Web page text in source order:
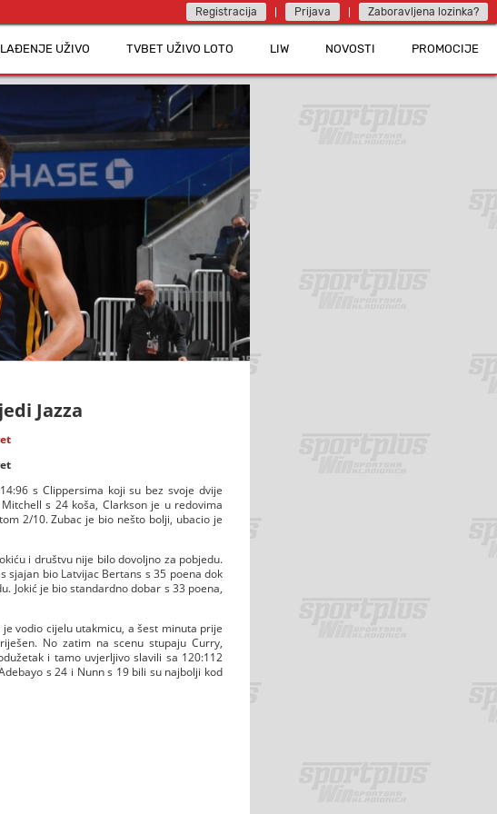
Registracija Prijava Zaboravljena lozinka?
UŽIVO TVBET UŽIVO LOTO LIW NOVOSTI PROMOCIJE
Jazza
s Clippersima koji su bez svoje dvije
s 24 koša, Clarkson je u redovima
2/10. Zubac je bio nešto bolji, ubacio je
i društvu nije bilo dovoljno za pobjedu.
sjajan bio Latvijac Bertans s 35 poena dok
Jokić je bio standardno dobar s 33 poena,
vodio cijelu utakmicu, a šest minuta prije
No zatim na scenu stupaju Curry,
i tamo uvjerljivo slavili sa 120:112
s 24 i Nunn s 19 bili su najbolji kod